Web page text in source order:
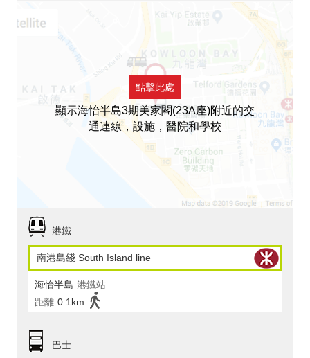
點擊此處
顯示海怡半島3期美家閣(23A座)附近的交
通連線，設施，醫院和學校
港鐵
南港島綫 South Island line
海怡半島 港鐵站
距離 0.1km
巴士